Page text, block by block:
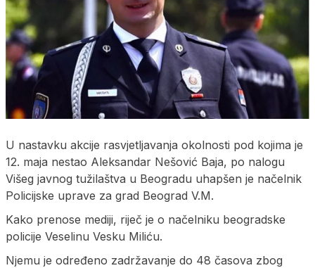
U nastavku akcije rasvjetljavanja okolnosti pod kojima je
12. maja nestao Aleksandar Nešović Baja, po nalogu
Višeg javnog tužilaštva u Beogradu uhapšen je načelnik
Policijske uprave za grad Beograd V.M.
Kako prenose mediji, riječ je o načelniku beogradske
policije Veselinu Vesku Miliću.
Njemu je određeno zadržavanje do 48 časova zbog